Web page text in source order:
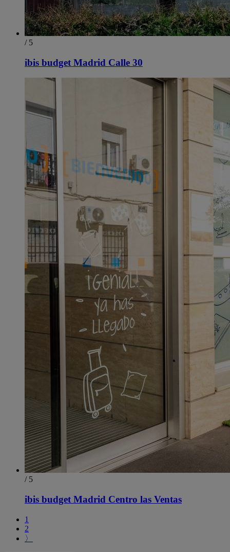
/ 5
ibis budget Madrid Calle 30
/ 5
ibis budget Madrid Centro las Ventas
1
2
〉